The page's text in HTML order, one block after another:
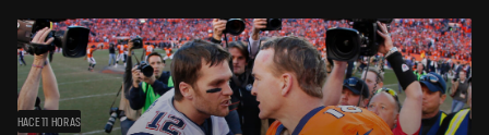
HACE 11 HORAS